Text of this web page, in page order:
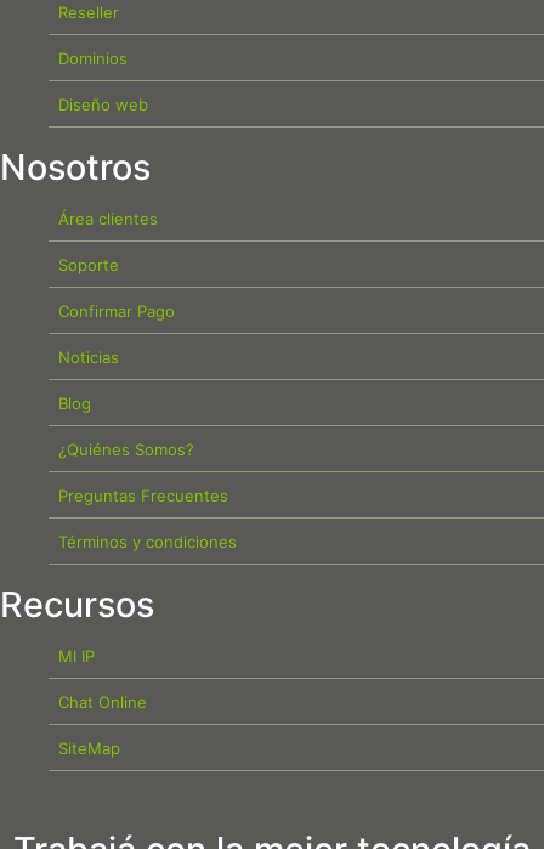
Reseller
Dominios
Diseño web
Nosotros
Área clientes
Soporte
Confirmar Pago
Noticias
Blog
¿Quiénes Somos?
Preguntas Frecuentes
Términos y condiciones
Recursos
MI IP
Chat Online
SiteMap